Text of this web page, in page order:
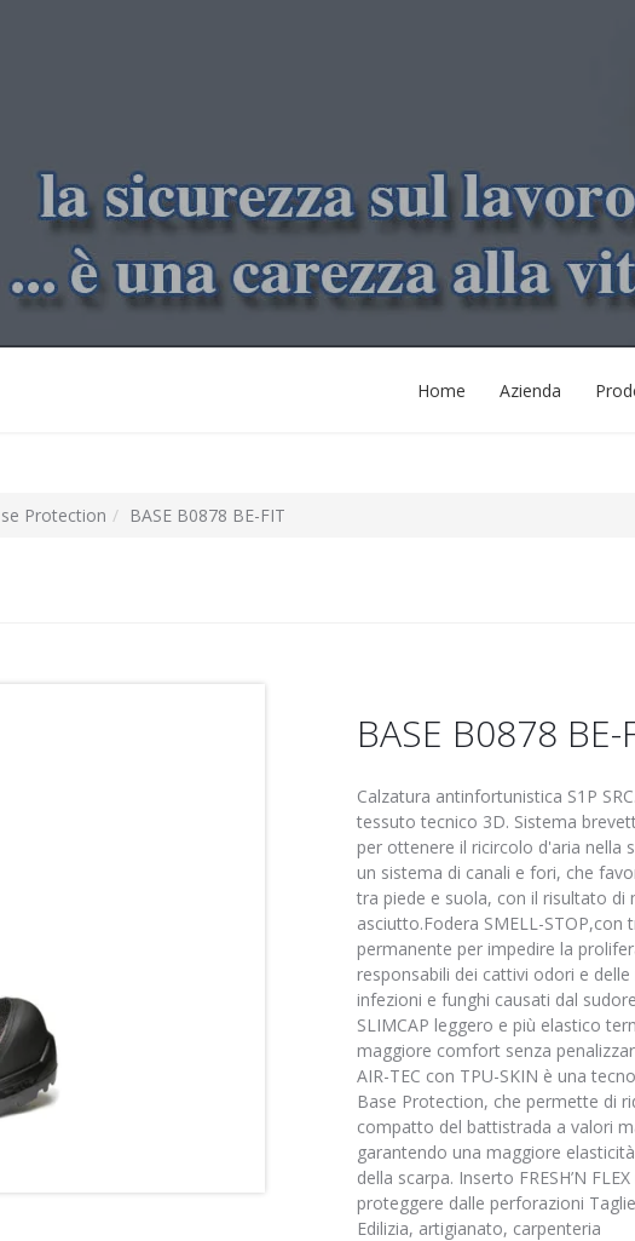
Home Azienda
Protection BASE B0878 BE-FIT
BASE B0878 BE-
Calzatura antinfortunistica S1P
tessuto tecnico 3D. Sistema
per ottenere il ricircolo d'aria nella
un sistema di canali e fori, che
tra piede e suola, con il risultato di
asciutto.Fodera SMELL-
permanente per impedire la
responsabili dei cattivi odori e
infezioni e funghi causati dal
SLIMCAP leggero e più elastico
maggiore comfort senza
AIR-TEC con TPU-SKIN è una
Base Protection, che permette di
compatto del battistrada a valori
garantendo una maggiore
della scarpa. Inserto FRESH’N
proteggere dalle perforazioni
Edilizia, artigianato, carpenteria